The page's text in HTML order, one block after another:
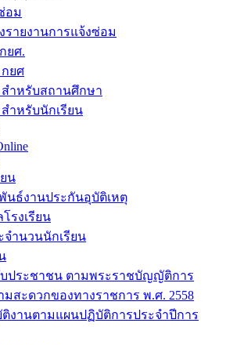
อม
รายงานการแจ้งซ่อม
ยศ.
กยศ
สำหรับสถานศึกษา
ำหรับนักเรียน
น
นธ์งานประกันอุบัติเหตุ
รงเรียน
จำนวนนักเรียน
ประชาชน ตามพระราชบัญญัติการ
มสะดวกของทางราชการ พ.ศ. 2558
งานตามแผนปฏิบัติการประจำปีการ